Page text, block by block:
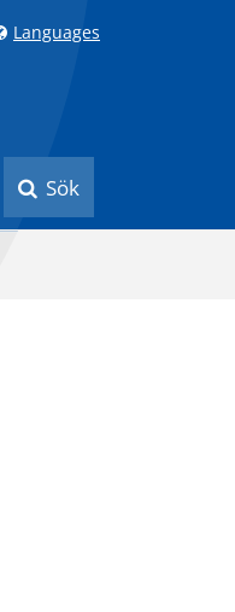
Languages
Sök